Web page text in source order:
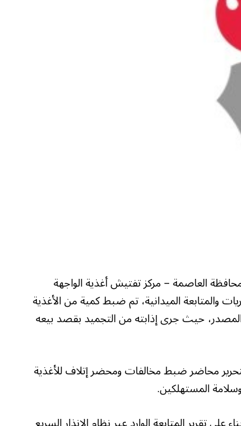
العاصمة – مركز تفتيش أغذية الواجهة
والمتابعة الميدانية، تم ضبط كمية من الأغذية
مجهول المصدر، حيث جرى إذابته من التجميد بقصد بيعه
بتحرير محاضر ضبط مخالفات ومحضر إتلاف للأغذية
المستهلكين.